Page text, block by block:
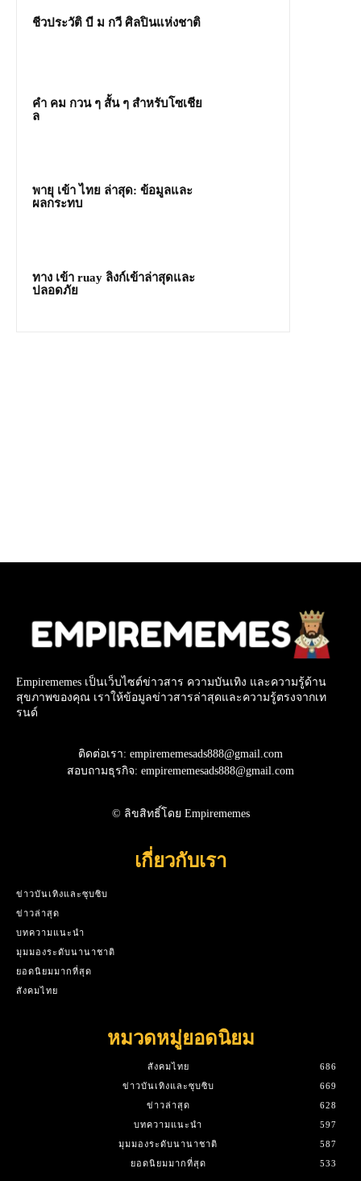
ชีวประวัติ บี ม กวี ศิลปินแห่งชาติ
คํา คม กวน ๆ สั้น ๆ สำหรับโซเชีย
ล
พายุ เข้า ไทย ล่าสุด: ข้อมูลและ
ผลกระทบ
ทาง เข้า ruay ลิงก์เข้าล่าสุดและ
ปลอดภัย
Empirememes เป็นเว็บไซต์ข่าวสาร ความบันเทิง และความรู้ด้าน
สุขภาพของคุณ เราให้ข้อมูลข่าวสารล่าสุดและความรู้ตรงจากเท
รนด์
ติดต่อเรา: empirememesads888@gmail.com
สอบถามธุรกิจ: empirememesads888@gmail.com
© ลิขสิทธิ์โดย Empirememes
เกี่ยวกับเรา
ข่าวบันเทิงและซุบซิบ
ข่าวล่าสุด
บทความแนะนำ
มุมมองระดับนานาชาติ
ยอดนิยมมากที่สุด
สังคมไทย
หมวดหมู่ยอดนิยม
สังคมไทย
686
ข่าวบันเทิงและซุบซิบ
669
ข่าวล่าสุด
628
บทความแนะนำ
597
มุมมองระดับนานาชาติ
587
ยอดนิยมมากที่สุด
533